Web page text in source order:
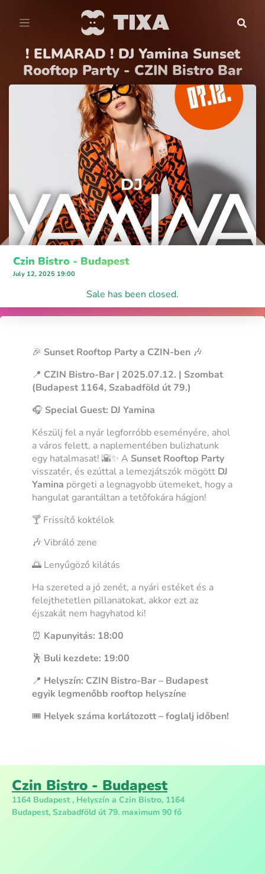
! ELMARAD ! DJ Yamina Sunset
Rooftop Party - CZIN Bistro Bar
Czin Bistro - Budapest
July 12, 2025 19:00
Sale has been closed.
🎉 Sunset Rooftop Party a CZIN-ben 🎶
📍 CZIN Bistro-Bar | 2025.07.12. | Szombat
(Budapest 1164, Szabadföld út 79.)
🎧 Special Guest: DJ Yamina
Készülj fel a nyár legforróbb eseményére, ahol
a város felett, a naplementében bulizhatunk
egy hatalmasat! 🌇✨ A Sunset Rooftop Party
visszatér, és ezúttal a lemezjátszók mögött DJ
Yamina pörgeti a legnagyobb ütemeket, hogy a
hangulat garantáltan a tetőfokára hágjon!
🍸 Frissítő koktélok
🎶 Vibráló zene
🌅 Lenyűgöző kilátás
Ha szereted a jó zenét, a nyári estéket és a
felejthetetlen pillanatokat, akkor ezt az
éjszakát nem hagyhatod ki!
⏰ Kapunyitás: 18:00
🕺 Buli kezdete: 19:00
📍 Helyszín: CZIN Bistro-Bar – Budapest
egyik legmenőbb rooftop helyszíne
🎟️ Helyek száma korlátozott – foglalj időben!
Czin Bistro - Budapest
1164 Budapest , Helyszín a Czin Bistro, 1164
Budapest, Szabadföld út 79. maximum 90 fő